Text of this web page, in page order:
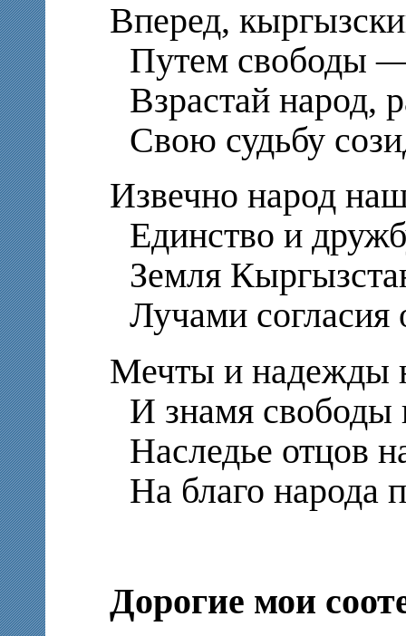
Вперед,
Путем свободы
Взрастай народ,
Свою судьбу
Извечно народ
Единство и
Земля
Лучами согласия
Мечты и надежды
И знамя свободы
Наследье отцов
На благо народа
Дорогие мои